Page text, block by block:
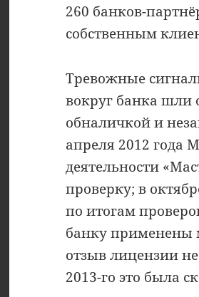
260 банков-
собственным
Тревожные
вокруг банка шли
обналичкой и
апреля 2012 года
деятельности
проверку; в
по итогам
банку применены
отзыв лицензии
2013-го это была